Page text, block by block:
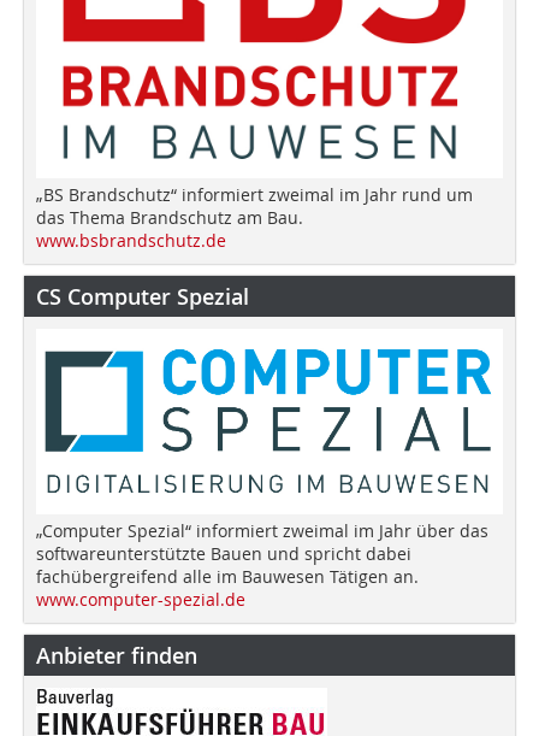
„BS Brandschutz“ informiert zweimal im Jahr rund um
das Thema Brandschutz am Bau.
www.bsbrandschutz.de
CS Computer Spezial
„Computer Spezial“ informiert zweimal im Jahr über das
softwareunterstützte Bauen und spricht dabei
fachübergreifend alle im Bauwesen Tätigen an.
www.computer-spezial.de
Anbieter finden